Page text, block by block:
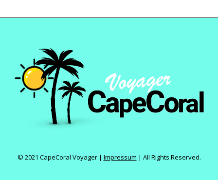
© 2021 CapeCoral Voyager | Impressum |